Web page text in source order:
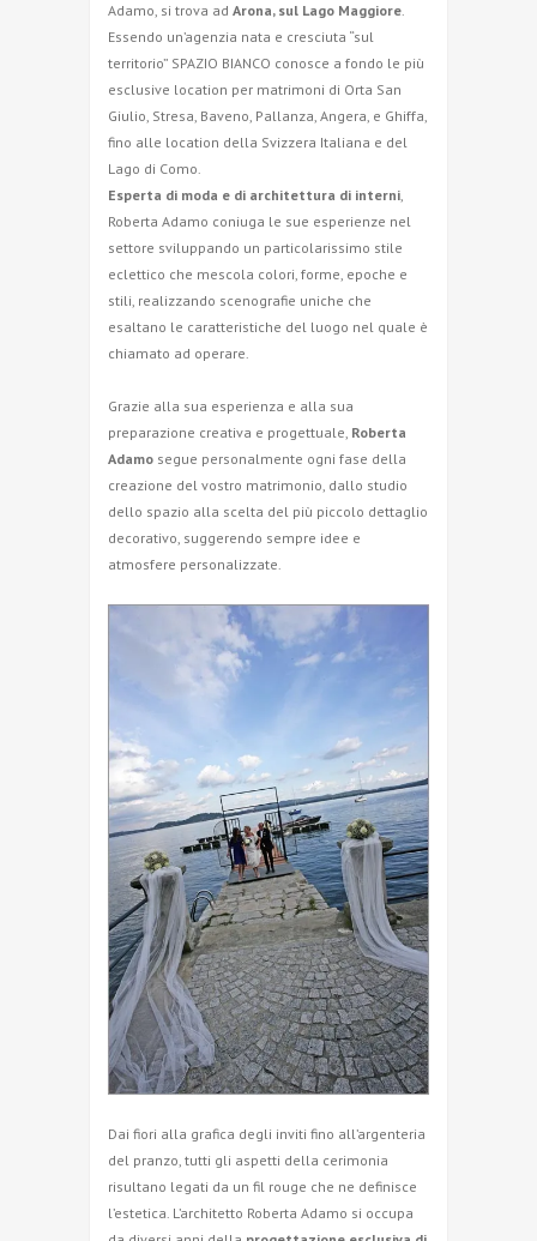
Adamo, si trova ad Arona, sul Lago Maggiore.
Essendo un’agenzia nata e cresciuta “sul
territorio” SPAZIO BIANCO conosce a fondo le più
esclusive location per matrimoni di Orta San
Giulio, Stresa, Baveno, Pallanza, Angera, e Ghiffa,
fino alle location della Svizzera Italiana e del
Lago di Como.
Esperta di moda e di architettura di interni,
Roberta Adamo coniuga le sue esperienze nel
settore sviluppando un particolarissimo stile
eclettico che mescola colori, forme, epoche e
stili, realizzando scenografie uniche che
esaltano le caratteristiche del luogo nel quale è
chiamato ad operare.
Grazie alla sua esperienza e alla sua
preparazione creativa e progettuale, Roberta
Adamo segue personalmente ogni fase della
creazione del vostro matrimonio, dallo studio
dello spazio alla scelta del più piccolo dettaglio
decorativo, suggerendo sempre idee e
atmosfere personalizzate.
Dai fiori alla grafica degli inviti fino all’argenteria
del pranzo, tutti gli aspetti della cerimonia
risultano legati da un fil rouge che ne definisce
l’estetica. L’architetto Roberta Adamo si occupa